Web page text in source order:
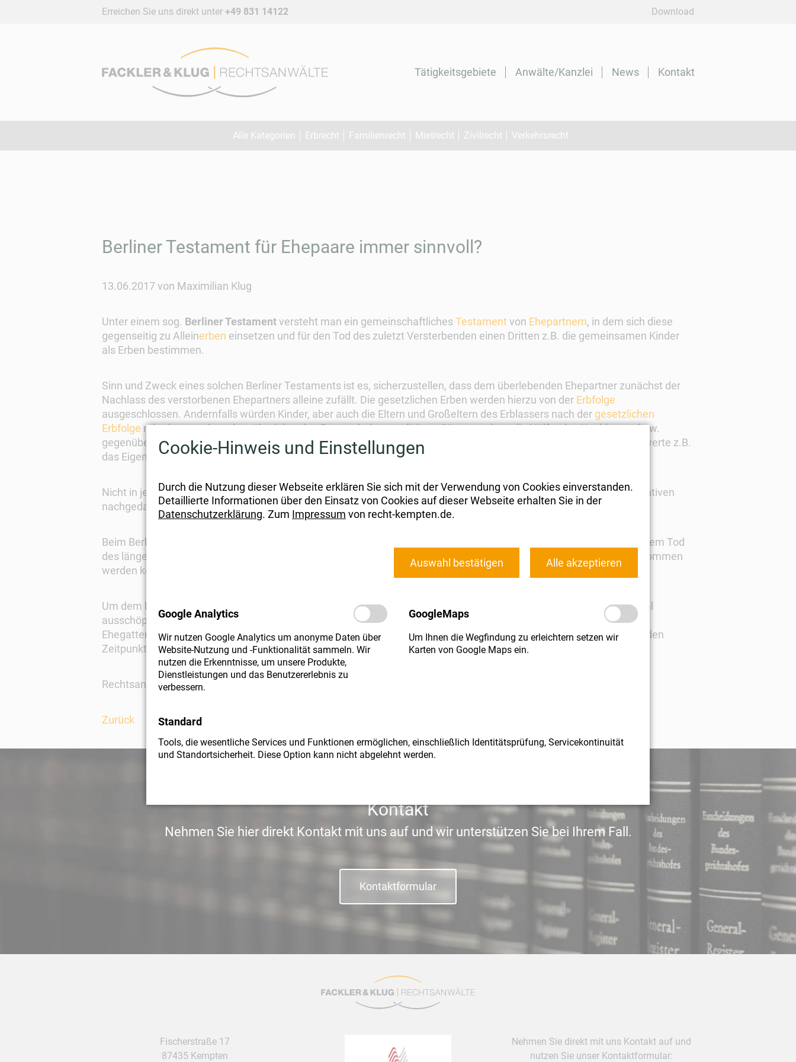
Erreichen Sie uns direkt unter +49 831 14122
Navigation
Download
überspringen
Tätigkeitsgebiete Anwälte/Kanzlei News Kontakt
Alle Kategorien Erbrecht Familienrecht Mietrecht Zivilrecht Verkehrsrecht
Berliner Testament für Ehepaare immer sinnvoll?
13.06.2017 von Maximilian Klug
Unter einem sog. Berliner Testamentversteht man ein gemeinschaftliches Testamentvon Ehepartnern, in dem sich diese
gegenseitig zu Alleinerben einsetzen und für den Tod des zuletzt Versterbenden einen Dritten z.B. die gemeinsamen Kinder
als Erben bestimmen.
Sinn und Zweck eines solchen Berliner Testaments ist es, sicherzustellen, dass dem überlebenden Ehepartner zunächst der
Nachlass des verstorbenen Ehepartners alleine zufällt. Die gesetzlichen Erben werden hierzu von der Erbfolge
ausgeschlossen. Andernfalls würden Kinder, aber auch die Eltern und Großeltern des Erblassers nach der gesetzlichen
Erbfolge miterben, so dass dem überlebenden Partner bei gesetzlichem Güterstand nur die Hälfte des Nachlasses bzw.
gegenüber Eltern und Großeltern Dreiviertel bliebe. In vielen Fällen müssten zur Erbauseinandersetzung Vermögenswerte z.B.
das Eigenheim verkauft werden.
Nicht in jedem Fall ist dieses Modell jedoch sinnvoll. Insbesondere bei größeren Vermögenswerten sollte über Alternativen
nachgedacht werden, um keine Steuernachteile zu riskieren.
Beim Berliner Testament können die Steuerfreibeträge von Kindern nämlich nur einmal ausgeschöpft werden, nach dem Tod
des länger lebenden Elternteils, wohingegen ohne ein solches Testament die Freibeträge zweimalig in Anspruch genommen
werden können.
Um dem länger lebenden Ehepartner das gesamte Vermögen zu erhalten und die Steuerfreibeträge dennoch zweimal
ausschöpfen zu können, kommt als Gestaltungsmöglichkeit in Betracht, dass im gemeinschaftlichen Testament der
Ehegatten Vermächtnisse an die Kinder bereits nach dem ersten Erbfall verfügt. Die Fälligkeit kann hierbei sogar auf den
Zeitpunkt des Todes des länger lebenden festgelegt werden.
Rechtsanwalt Maximilian Klug ist Absolvent des Fachanwaltslehrgangs Erbrecht.
Zurück
Kontakt
Nehmen Sie hier direkt Kontakt mit uns auf und wir unterstützen Sie bei Ihrem Fall.
Kontaktformular
Fischerstraße 17
87435 Kempten
Nehmen Sie direkt mit uns Kontakt auf und
nutzen Sie unser Kontaktformular:
Cookie-Hinweis und Einstellungen
Durch die Nutzung dieser Webseite erklären Sie sich mit der Verwendung von Cookies einverstanden.
Detaillierte Informationen über den Einsatz von Cookies auf dieser Webseite erhalten Sie in der
Datenschutzerklärung. Zum Impressum von recht-kempten.de.
Auswahl bestätigen Alle akzeptieren
Google Analytics
Wir nutzen Google Analytics um anonyme Daten über
Website-Nutzung und -Funktionalität sammeln. Wir
nutzen die Erkenntnisse, um unsere Produkte,
Dienstleistungen und das Benutzererlebnis zu
verbessern.
GoogleMaps
Um Ihnen die Wegfindung zu erleichtern setzen wir
Karten von Google Maps ein.
Standard
Tools, die wesentliche Services und Funktionen ermöglichen, einschließlich Identitätsprüfung, Servicekontinuität
und Standortsicherheit. Diese Option kann nicht abgelehnt werden.